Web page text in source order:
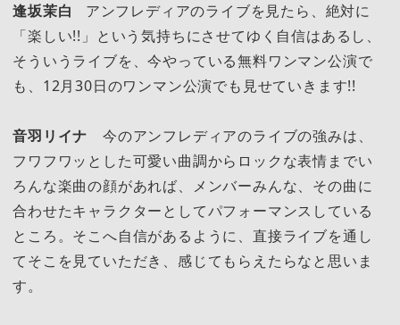
逢坂茉白
アンフレディアのライブを見たら、絶対に
「楽しい!!」という気持ちにさせてゆく自信はあるし、
そういうライブを、今やっている無料ワンマン公演で
も、12月30日のワンマン公演でも見せていきます!!
音羽リイナ 今のアンフレディアのライブの強みは、
フワフワッとした可愛い曲調からロックな表情までい
ろんな楽曲の顔があれば、メンバーみんな、その曲に
合わせたキャラクターとしてパフォーマンスしている
ところ。そこへ自信があるように、直接ライブを通し
てそこを見ていただき、感じてもらえたらなと思いま
す。